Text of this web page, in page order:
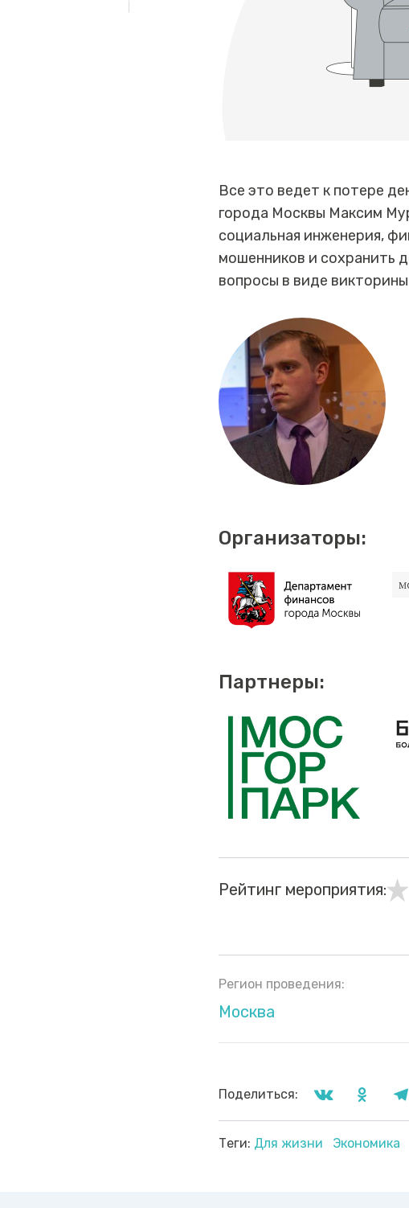
Все это ведет к потере
города Москвы Максим
социальная инженерия,
мошенников и сохранить
вопросы в виде
Организаторы:
Партнеры:
Рейтинг мероприятия:
Регион проведения:
Москва
Поделиться:
Теги: Для жизни Экономика